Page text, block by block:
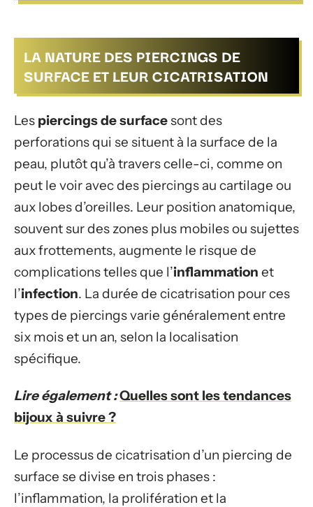
LA NATURE DES PIERCINGS DE
SURFACE ET LEUR CICATRISATION
Les piercings de surfacesont des
perforations qui se situent à la surface de la
peau, plutôt qu’à travers celle-ci, comme on
peut le voir avec des piercings au cartilage ou
aux lobes d’oreilles. Leur position anatomique,
souvent sur des zones plus mobiles ou sujettes
aux frottements, augmente le risque de
complications telles que l’inflammation et
l’infection. La durée de cicatrisation pour ces
types de piercings varie généralement entre
six mois et un an, selon la localisation
spécifique.
Lire également :Quelles sont les tendances
bijoux à suivre ?
Le processus de cicatrisation d’un piercing de
surface se divise en trois phases :
l’inflammation, la prolifération et la